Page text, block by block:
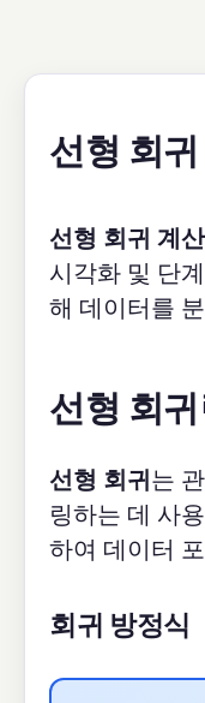
선형 회
선형 회귀 계
시각화 및 단
해 데이터를
선형 회
선형 회귀는
링하는 데 사
하여 데이터
회귀 방정식